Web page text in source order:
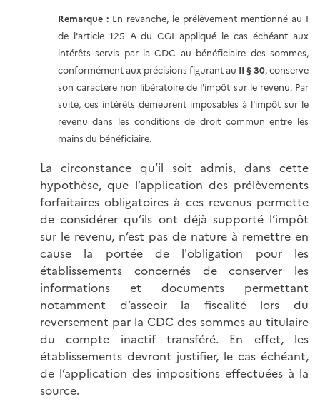
Remarque : En revanche, le prélèvement mentionné au I
de l'article 125 A du CGI appliqué le cas échéant aux
intérêts servis par la CDC au bénéficiaire des sommes,
conformément aux précisions figurant au II § 30, conserve
son caractère non libératoire de l'impôt sur le revenu. Par
suite, ces intérêts demeurent imposables à l'impôt sur le
revenu dans les conditions de droit commun entre les
mains du bénéficiaire.
La circonstance qu’il soit admis, dans cette
hypothèse, que l’application des prélèvements
forfaitaires obligatoires à ces revenus permette
de considérer qu’ils ont déjà supporté l’impôt
sur le revenu, n’est pas de nature à remettre en
cause la portée de l'obligation pour les
établissements concernés de conserver les
informations et documents permettant
notamment d’asseoir la fiscalité lors du
reversement par la CDC des sommes au titulaire
du compte inactif transféré. En effet, les
établissements devront justifier, le cas échéant,
de l’application des impositions effectuées à la
source.